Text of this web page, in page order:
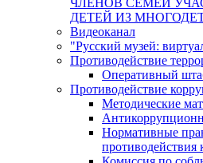
ДЕТЕЙ ИЗ
Видеоканал
"Русский музей:
Противодействие
Оперативный
Противодействие
Методические
Нормативные
противодействия